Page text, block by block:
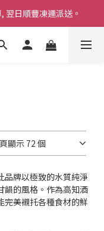
翌日順豐凍運派送。
翌日順豐凍運派送。
$698 任選 4 支
日順豐凍運派送。
顯示 72 個
品牌以極致的水質純淨
韻的風格。作為高知酒
完美襯托各種食材的鮮